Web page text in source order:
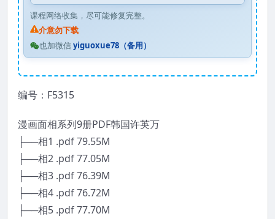
课程网络收集，尽可能修复完整。
介意勿下载
也加微信yiguoxue78（备用）
编号：F5315
漫画面相系列9册PDF韩国许英万
├──相1 .pdf 79.55M
├──相2 .pdf 77.05M
├──相3 .pdf 76.39M
├──相4 .pdf 76.72M
├──相5 .pdf 77.70M